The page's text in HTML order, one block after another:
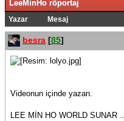
LeeMinHo röportaj
Yazar Mesaj
besra [85]
Videonun içinde yazan.
LEE MİN HO WORLD SUNAR …